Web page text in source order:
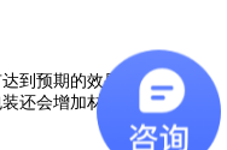
到预期的效果时会形成
还会增加材料成本、运